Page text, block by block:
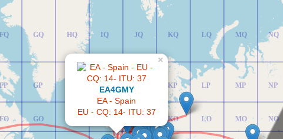
FO
FP
FQ
GO
GP
GQ HQ
IO
IP
IQ JQ
KO
KP
KQ
LO
LP
LQ
MO
MP
MQ
NO
NP
NQ
EA4GMY
EA - Spain
EU - CQ: 14- ITU: 37
×